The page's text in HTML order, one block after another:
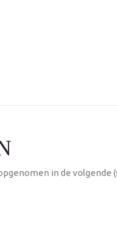
in de volgende